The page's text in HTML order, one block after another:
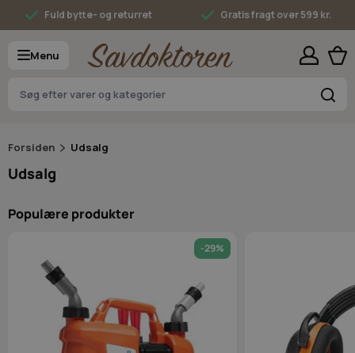
Skip to ContentFuld bytte- og returret Gratis fragt over 599 kr.
Menu
Forsiden Udsalg
Udsalg
Populære produkter
-29%